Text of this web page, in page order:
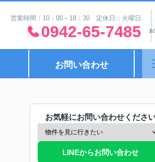
営業時間：10：00～18：30 定休日：火曜日
0942-65-7485 お
お問い合わせ
お気軽にお問い合わせくださ
LINEからお問い合わせ